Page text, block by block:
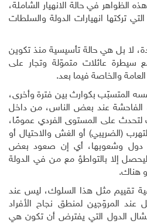
في حالة الانهيار الشاملة،
تركتها انهيارات الدولة والسلطات
لا بل هي حالة تأسيسية منذ تكوين
سيطرة عائلات متموّلة وتجار على
والخاصة فيما بعد.
المتسبّب بكوارث بين فترة وأخرى،
الفاحشة عند بعض الناس، من داخل
على المستوى الفردي عمومًا،
(الضريبي) أو الغش والاحتيال أو
دول وشعوبها، أي إن صعود بعض
إلا بالتواطؤ مع من في الدولة
هناك.
تقييم مثل هذا السلوك، ليس عند
عند المروّجين لمنطق نجاح الأفراد
الدول التي يفترض أن تكون هي